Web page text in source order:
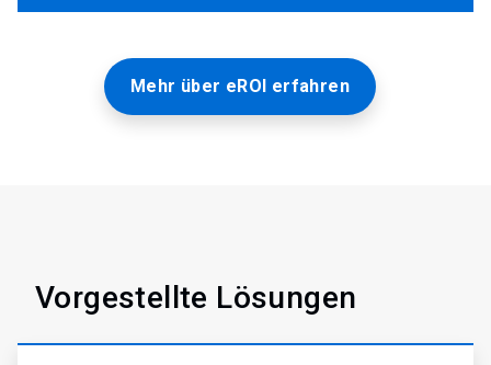
Mehr über eROI erfahren
Vorgestellte Lösungen